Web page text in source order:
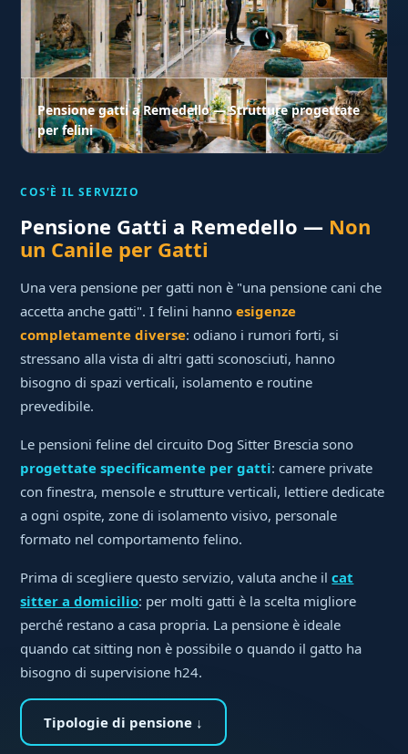
Pensione gatti a Remedello — Strutture progettate
per felini
COS'È IL SERVIZIO
Pensione Gatti a Remedello — Non
un Canile per Gatti
Una vera pensione per gatti non è "una pensione cani che
accetta anche gatti". I felini hannoesigenze
completamente diverse: odiano i rumori forti, si
stressano alla vista di altri gatti sconosciuti, hanno
bisogno di spazi verticali, isolamento e routine
prevedibile.
Le pensioni feline del circuito Dog Sitter Brescia sono
progettate specificamente per gatti: camere private
con finestra, mensole e strutture verticali, lettiere dedicate
a ogni ospite, zone di isolamento visivo, personale
formato nel comportamento felino.
Prima di scegliere questo servizio, valuta anche ilcat
sitter a domicilio: per molti gatti è la scelta migliore
perché restano a casa propria. La pensione è ideale
quando cat sitting non è possibile o quando il gatto ha
bisogno di supervisione h24.
Tipologie di pensione ↓